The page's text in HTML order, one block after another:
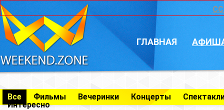
ГЛАВНАЯ
Все Фильмы Вечеринки Концерты
Интересно